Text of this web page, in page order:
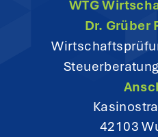
WTG
Dr. Grüber
42103